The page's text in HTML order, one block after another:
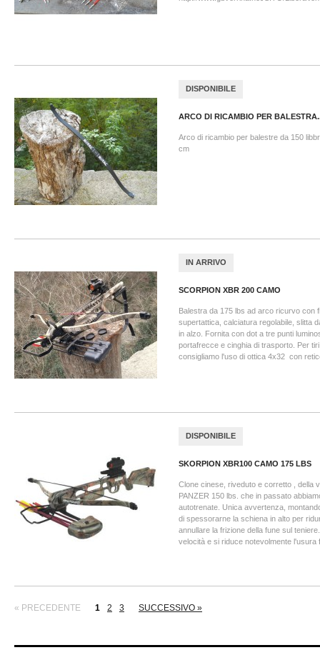
DISPONIBILE
ARCO DI RICAMBIO PER
Arco di ricambio per balestre da 150
cm
IN ARRIVO
SCORPION XBR 200 CAMO
Balestra da 175 lbs ad arco ricurvo con
supertattica, calciatura regolabile, slitta
in alzo. Fornita con dot a tre punti
portafrecce e cinghia di trasporto. Per
consigliamo l'uso di ottica 4x32 con
DISPONIBILE
SKORPION XBR100 CAMO 175 LBS
Clone cinese, riveduto e corretto , della
PANZER 150 lbs. che in passato
autotrenate. Unica avvertenza,
di spessorarne la schiena in alto per
annullare la frizione della fune sul
velocità e si riduce notevolmente l'usura
« PRECEDENTE 1 2 3 SUCCESSIVO »